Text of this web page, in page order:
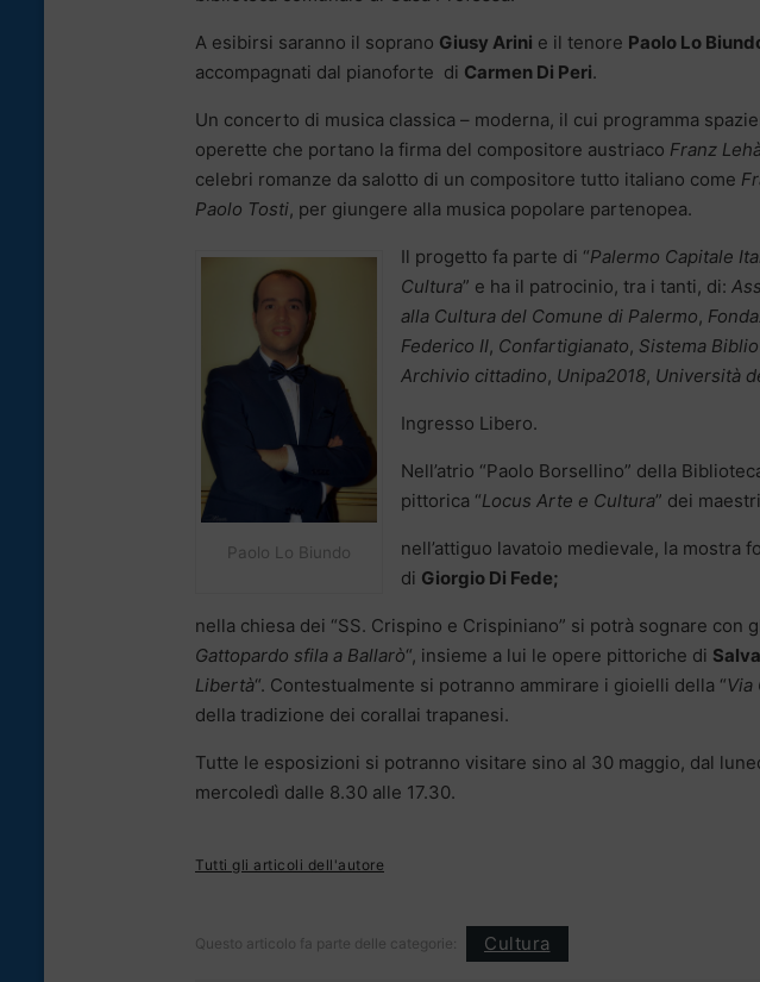
A esibirsi saranno il soprano Giusy Arini e il tenore Paolo Lo
accompagnati dal pianoforte di Carmen Di Peri.
Un concerto di musica classica – moderna, il cui programma
operette che portano la firma del compositore austriaco Franz
celebri romanze da salotto di un compositore tutto italiano come
Paolo Tosti, per giungere alla musica popolare partenopea.
Paolo Lo Biundo
Il progetto fa parte di “Palermo Capitale
Cultura” e ha il patrocinio, tra i tanti, di:
alla Cultura del Comune di Palermo,
Federico II, Confartigianato, Sistema
Archivio cittadino, Unipa2018, Università
Ingresso Libero.
Nell’atrio “Paolo Borsellino” della
pittorica “Locus Arte e Cultura” dei maestri
nell’attiguo lavatoio medievale, la mostra
di Giorgio Di Fede;
nella chiesa dei “SS. Crispino e Crispiniano” si potrà sognare con
Gattopardo sfila a Ballarò“, insieme a lui le opere pittoriche di
Libertà“. Contestualmente si potranno ammirare i gioielli della “Via
della tradizione dei corallai trapanesi.
Tutte le esposizioni si potranno visitare sino al 30 maggio, dal
mercoledì dalle 8.30 alle 17.30.
Tutti gli articoli dell'autore
Questo articolo fa parte delle categorie: Cultura